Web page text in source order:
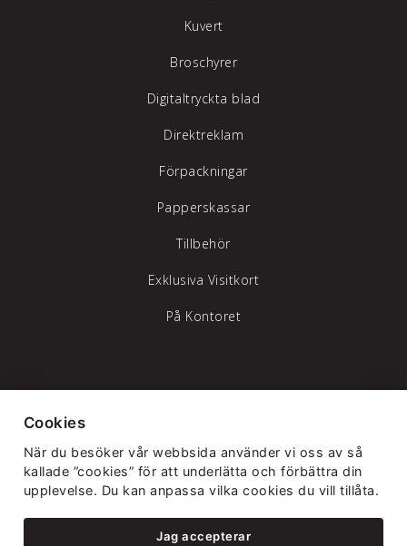
Kuvert
Broschyrer
Digitaltryckta blad
Direktreklam
Förpackningar
Papperskassar
Tillbehör
Exklusiva Visitkort
På Kontoret
Gamledammvägen 11 302 41 Halmstad
Cookies
När du besöker vår webbsida använder vi oss av så
kallade ”cookies” för att underlätta och förbättra din
upplevelse. Du kan anpassa vilka cookies du vill tillåta.
Jag accepterar